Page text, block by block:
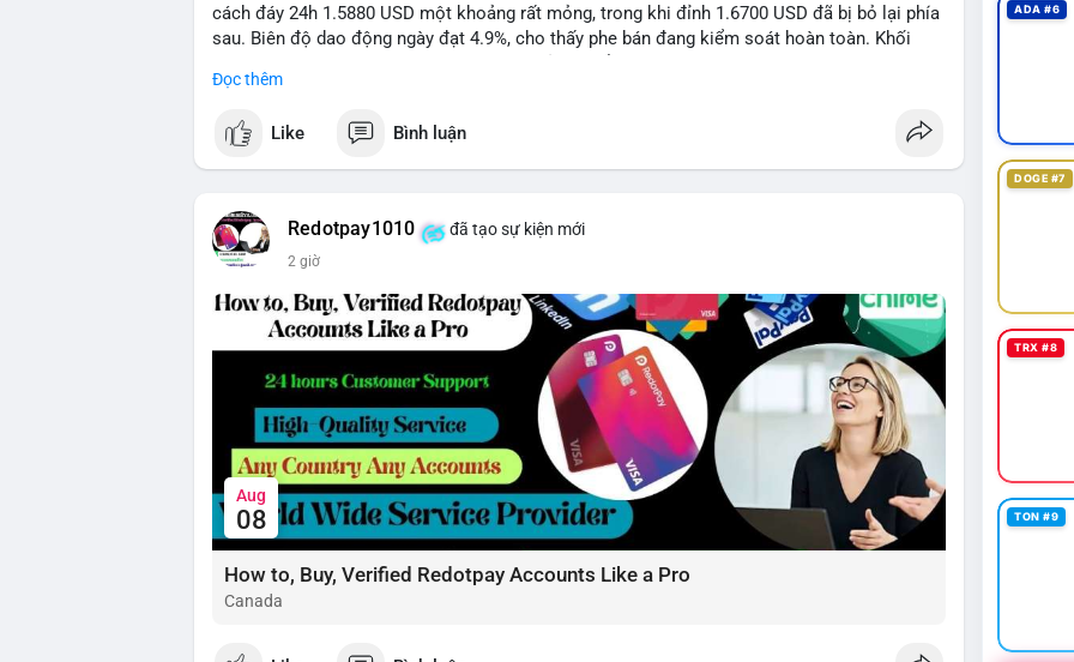
cách đáy 24h 1.5880 USD một khoảng rất mỏng, trong khi đỉnh 1.6700 USD đã bị bỏ lại phía
sau. Biên độ dao động ngày đạt 4.9%, cho thấy phe bán đang kiểm soát hoàn toàn. Khối
đang tiếp diễn.
Khuyến nghị giao dịch:
- Vùng Entry: 1.5910 - 1.5980
- Cắt lỗ (Stop Loss - SL): 1.6100
Quản trị vốn chặt chẽ, chỉ vào lệnh với rủi ro tối đa 1-2% tài khoản cho mỗi vị thế.
#shortnear #near1.59#bearishnear #selllimit #vlikenear
Đọc thêm
Like Bình luận
Redotpay1010 đã tạo sự kiện mới
2 giờ
Aug
08
How to, Buy, Verified Redotpay Accounts Like a Pro
Canada
ADA #6
DOGE #7
TRX #8
TON #9